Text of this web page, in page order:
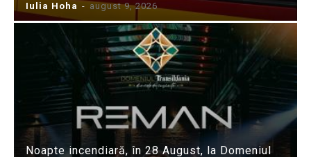
Iulia Hoha - august 9, 2026
Noapte incendiară, în 28 August, la Domeniul